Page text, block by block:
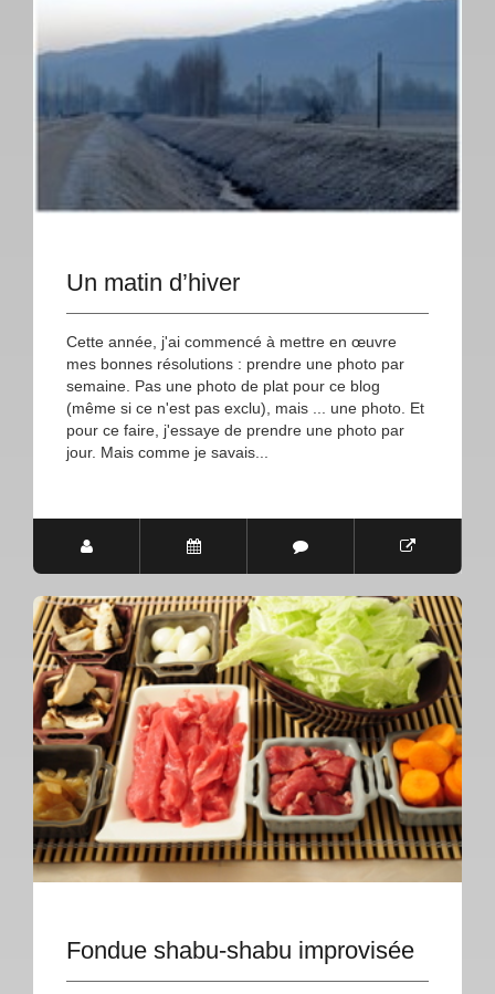
Un matin d’hiver
Cette année, j'ai commencé à mettre en œuvre
mes bonnes résolutions : prendre une photo par
semaine. Pas une photo de plat pour ce blog
(même si ce n'est pas exclu), mais ... une photo. Et
pour ce faire, j'essaye de prendre une photo par
jour. Mais comme je savais...
Fondue shabu-shabu improvisée